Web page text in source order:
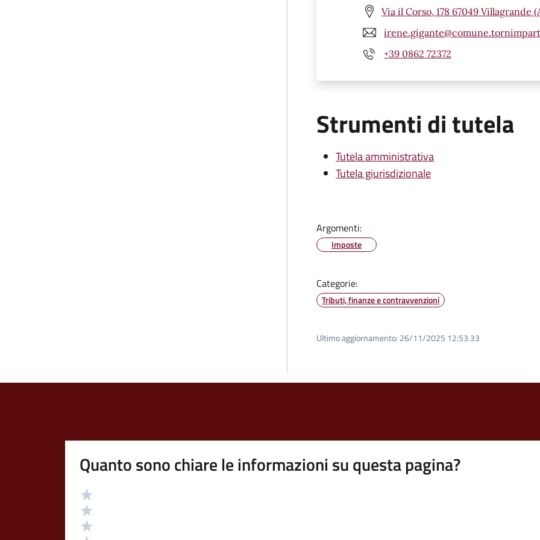
Via il Corso, 178 67049 Villagrande
+39 0862 72372
Strumenti di tutela
Tutela amministrativa
Tutela giurisdizionale
Argomenti:
Imposte
Categorie:
Tributi, finanze e contravvenzioni
Ultimo aggiornamento: 26/11/2025 12:53.33
Quanto sono chiare le informazioni su questa pagina?
Valutazione